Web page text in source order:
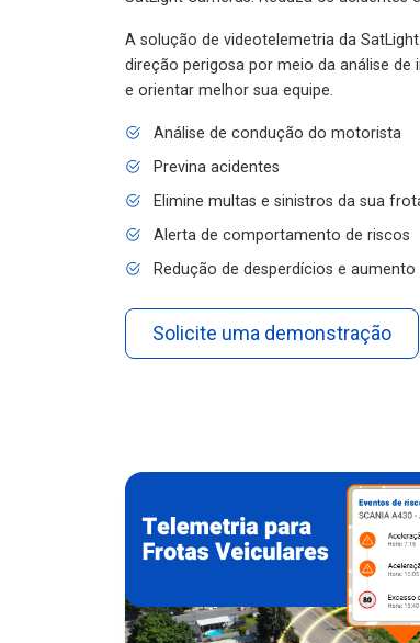
A solução de videotelemetria da
direção perigosa por meio da análise
e orientar melhor sua equipe.
Análise de condução do motorista
Previna acidentes
Elimine multas e sinistros da sua
Alerta de comportamento de riscos
Redução de desperdícios e
Solicite uma demonstração